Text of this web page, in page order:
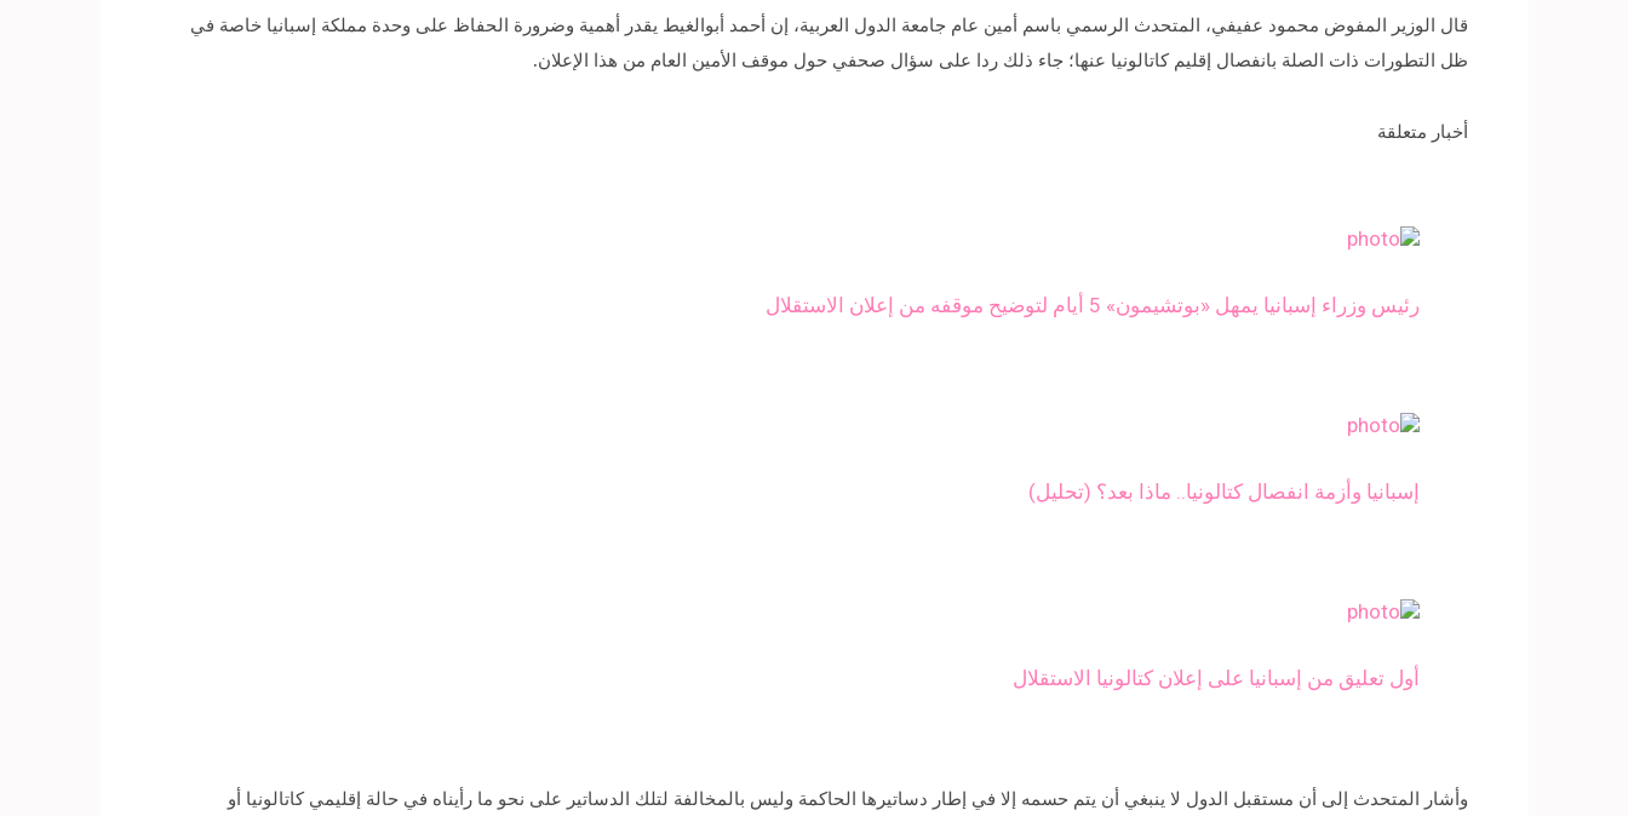
قال الوزير المفوض محمود عفيفي، المتحدث الرسمي باسم أمين عام جامعة الدول العربية، إن أحمد أبوالغيط يقدر أهمية وضرورة الحفاظ على وحدة مملكة إسبانيا خاصة في
ظل التطورات ذات الصلة بانفصال إقليم كاتالونيا عنها؛ جاء ذلك ردا على سؤال صحفي حول موقف الأمين العام من هذا الإعلان.
أخبار متعلقة
رئيس وزراء إسبانيا يمهل «بوتشيمون» 5 أيام لتوضيح موقفه من إعلان الاستقلال
إسبانيا وأزمة انفصال كتالونيا.. ماذا بعد؟ (تحليل)
أول تعليق من إسبانيا على إعلان كتالونيا الاستقلال
وأشار المتحدث إلى أن مستقبل الدول لا ينبغي أن يتم حسمه إلا في إطار دساتيرها الحاكمة وليس بالمخالفة لتلك الدساتير على نحو ما رأيناه في حالة إقليمي كاتالونيا أو